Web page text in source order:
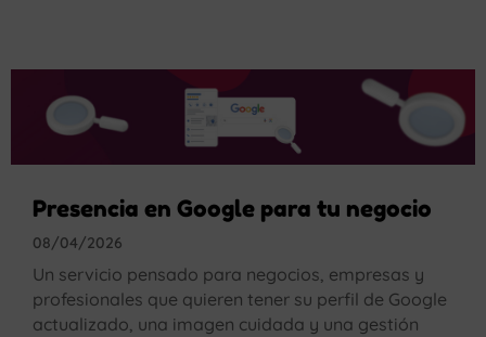
Presencia en Google para tu negocio
08/04/2026
Un servicio pensado para negocios, empresas y
profesionales que quieren tener su perfil de Google
actualizado, una imagen cuidada y una gestión